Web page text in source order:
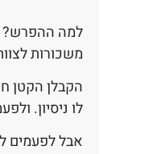
למה ההפרש?
משכורות
לו ניסיון.
אבל לפעמים